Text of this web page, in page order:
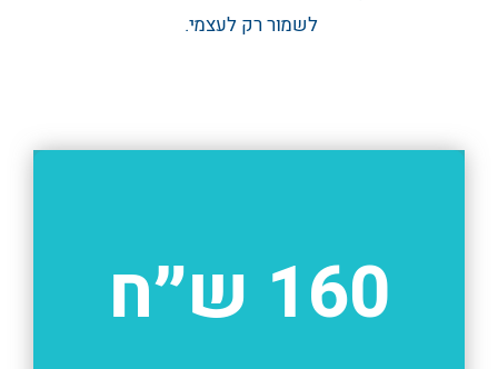
לשמור רק לעצמי.
160 ש״ח